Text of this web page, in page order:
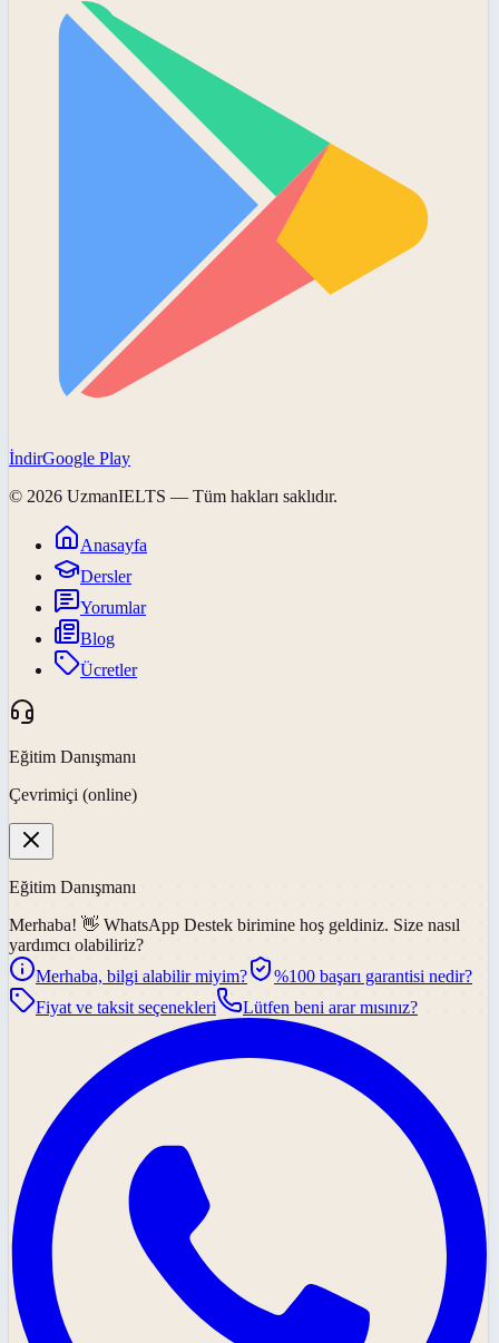
İndirGoogle Play
© 2026 UzmanIELTS — Tüm hakları saklıdır.
Anasayfa
Dersler
Yorumlar
Blog
Ücretler
Eğitim Danışmanı
Çevrimiçi (online)
Eğitim Danışmanı
Merhaba! 👋 WhatsApp Destek birimine hoş geldiniz. Size nasıl
yardımcı olabiliriz?
Merhaba, bilgi alabilir miyim?
%100 başarı garantisi nedir?
Fiyat ve taksit seçenekleri
Lütfen beni arar mısınız?